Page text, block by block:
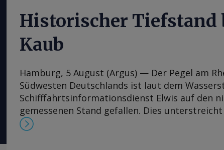
Historischer Tiefstand
Kaub
Hamburg, 5 August (Argus) — Der Pegel am
Südwesten Deutschlands ist laut dem
Schifffahrtsinformationsdienst Elwis auf den
gemessenen Stand gefallen. Dies
jüngsten Niedrigwasserperiode auf Europas